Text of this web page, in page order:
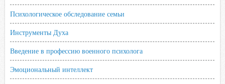
Психологическое обследование семьи
Инструменты Духа
Введение в профессию военного психолога
Эмоциональный интеллект